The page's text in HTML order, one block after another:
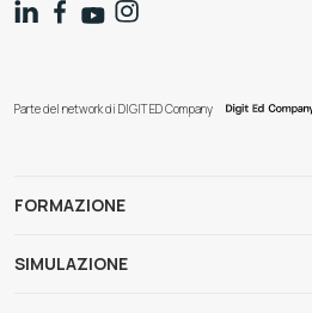
Parte del network di DIGIT ED Company
FORMAZIONE
SIMULAZIONE